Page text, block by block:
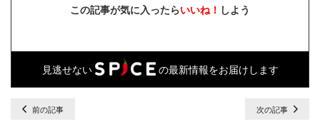
この記事が気に入ったらいいね！ しよう
見逃せない の最新情報をお届けします
前の記事 次の記事